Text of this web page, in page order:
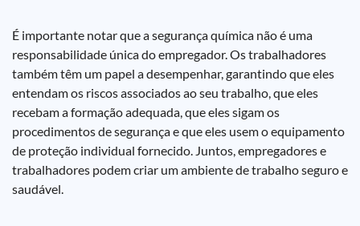
É importante notar que a segurança química não é uma
responsabilidade única do empregador. Os trabalhadores
também têm um papel a desempenhar, garantindo que eles
entendam os riscos associados ao seu trabalho, que eles
recebam a formação adequada, que eles sigam os
procedimentos de segurança e que eles usem o equipamento
de proteção individual fornecido. Juntos, empregadores e
trabalhadores podem criar um ambiente de trabalho seguro e
saudável.